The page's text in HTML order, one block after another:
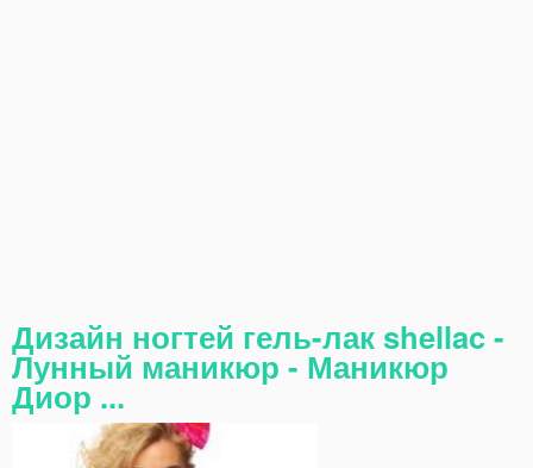
Дизайн ногтей гель-лак shellac -
Лунный маникюр - Маникюр
Диор ...